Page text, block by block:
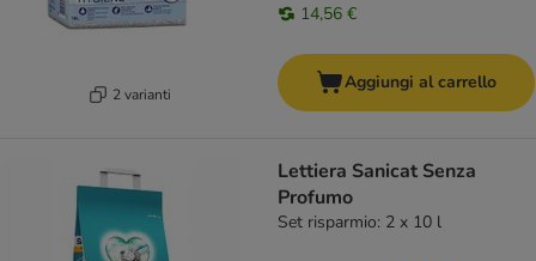
2 varianti
14,56 €
Aggiungi al carrello
Lettiera Sanicat Senza
Profumo
Set risparmio: 2 x 10 l